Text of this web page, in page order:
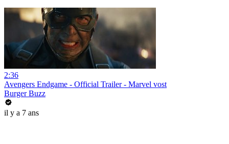
2:36
Avengers Endgame - Official Trailer - Marvel vost
Burger Buzz
il y a 7 ans